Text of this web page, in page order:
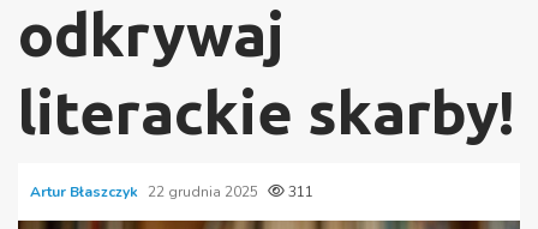
odkrywaj
literackie skarby!
Artur Błaszczyk 22 grudnia 2025 311